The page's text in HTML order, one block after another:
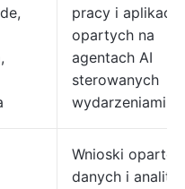
pracy i aplikacji
opartych na
agentach AI
sterowanych
wydarzeniami
Wnioski oparte
danych i